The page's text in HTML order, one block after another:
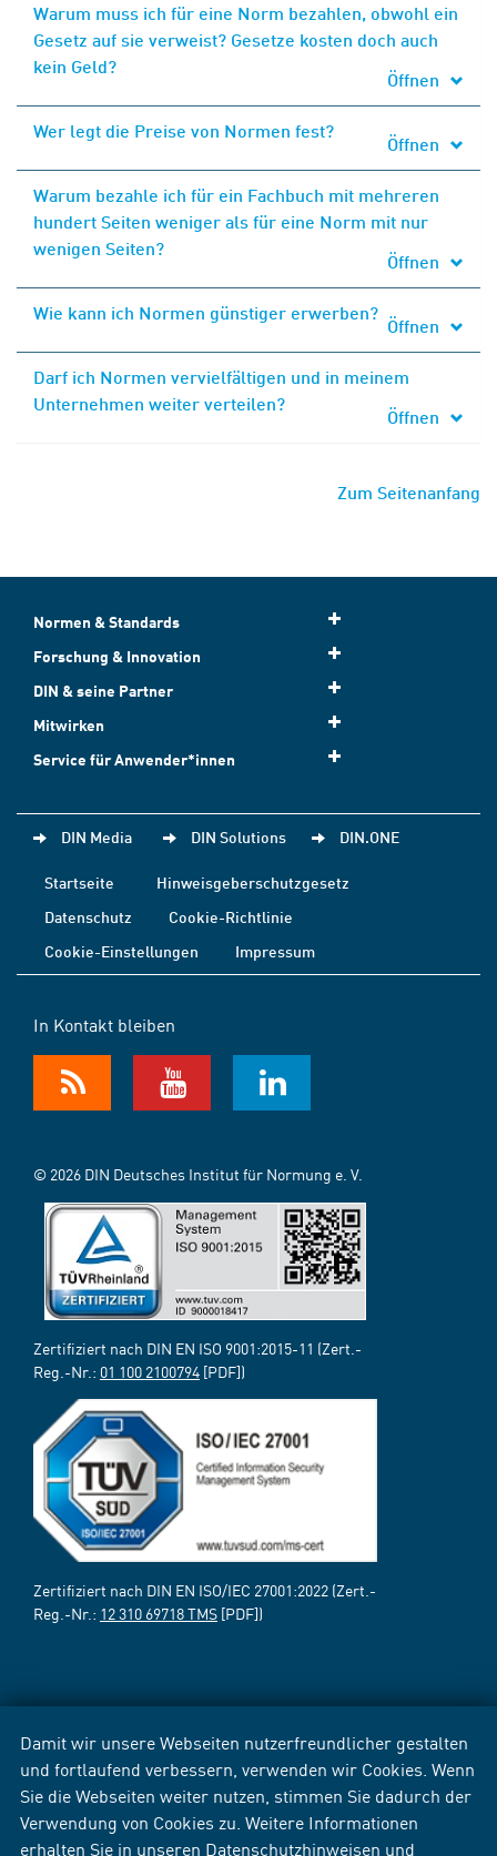
Damit wir unsere Webseiten nutzerfreundlicher gestalten
und fortlaufend verbessern, verwenden wir Cookies. Wenn
Sie die Webseiten weiter nutzen, stimmen Sie dadurch der
Verwendung von Cookies zu. Weitere Informationen
erhalten Sie in unseren Datenschutzhinweisen und
Warum muss ich für eine Norm bezahlen, obwohl ein
Gesetz auf sie verweist? Gesetze kosten doch auch
kein Geld?
Öffnen
Wer legt die Preise von Normen fest?
Öffnen
Warum bezahle ich für ein Fachbuch mit mehreren
hundert Seiten weniger als für eine Norm mit nur
wenigen Seiten?
Öffnen
Wie kann ich Normen günstiger erwerben?
Öffnen
Darf ich Normen vervielfältigen und in meinem
Unternehmen weiter verteilen?
Öffnen
Zum Seitenanfang
Normen & Standards
Forschung & Innovation
DIN & seine Partner
Mitwirken
Service für Anwender*innen
DIN Media DIN Solutions DIN.ONE
Startseite
Hinweisgeberschutzgesetz
Datenschutz
Cookie-Richtlinie
Cookie-Einstellungen
Impressum
In Kontakt bleiben
© 2026 DIN Deutsches Institut für Normung e. V.
Zertifiziert nach DIN EN ISO 9001:2015-11 (Zert.-
Reg.-Nr.: 01 100 2100794 [PDF])
Zertifiziert nach DIN EN ISO/IEC 27001:2022 (Zert.-
Reg.-Nr.: 12 310 69718 TMS [PDF])